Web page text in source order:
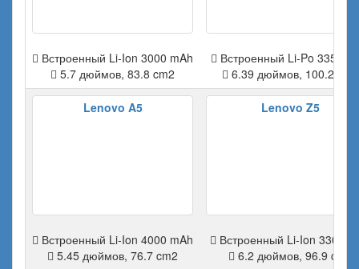
Встроенный Li-Ion 3000 mAh
5.7 дюймов, 83.8 cm2
Встроенный Li-Po 3350
6.39 дюймов, 100.2 cm2
Lenovo A5
Встроенный Li-Ion 4000 mAh
5.45 дюймов, 76.7 cm2
Lenovo Z5
Встроенный Li-Ion 3300
6.2 дюймов, 96.9 cm2